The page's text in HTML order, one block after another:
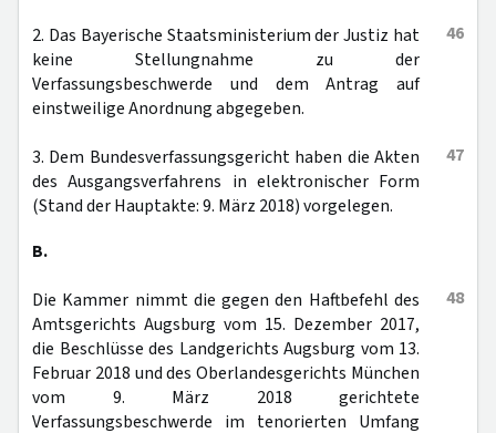
46
2. Das Bayerische Staatsministerium der Justiz hat
keine Stellungnahme zu der
Verfassungsbeschwerde und dem Antrag auf
einstweilige Anordnung abgegeben.
47
3. Dem Bundesverfassungsgericht haben die Akten
des Ausgangsverfahrens in elektronischer Form
(Stand der Hauptakte: 9. März 2018) vorgelegen.
B.
48
Die Kammer nimmt die gegen den Haftbefehl des
Amtsgerichts Augsburg vom 15. Dezember 2017,
die Beschlüsse des Landgerichts Augsburg vom 13.
Februar 2018 und des Oberlandesgerichts München
vom 9. März 2018 gerichtete
Verfassungsbeschwerde im tenorierten Umfang